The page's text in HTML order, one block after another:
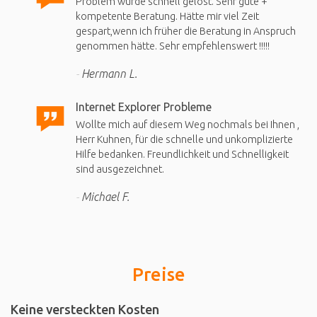
kompetente Beratung. Hätte mir viel Zeit
gespart,wenn ich früher die Beratung in Anspruch
genommen hätte. Sehr empfehlenswert !!!!!
Hermann L.
Internet Explorer Probleme
Wollte mich auf diesem Weg nochmals bei Ihnen ,
Herr Kuhnen, für die schnelle und unkomplizierte
Hilfe bedanken. Freundlichkeit und Schnelligkeit
sind ausgezeichnet.
Michael F.
Preise
Keine versteckten Kosten